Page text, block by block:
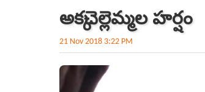
అక్క‌చెల్లెమ్మ‌ల హ‌ర్షం
21 Nov 2018 3:22 PM